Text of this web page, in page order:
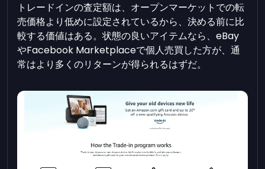
トレードインの査定額は、オープンマーケットでの転
売価格より低めに設定されているから、決める前に比
較する価値はある。状態の良いアイテムなら、eBay
やFacebook Marketplaceで個人売買した方が、通
常はより多くのリターンが得られるはずだ。